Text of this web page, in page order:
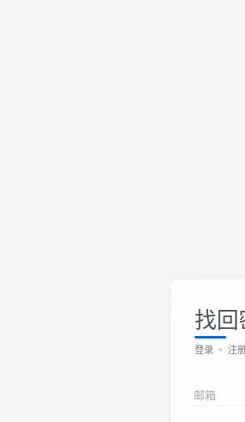
找
登录 注
邮箱